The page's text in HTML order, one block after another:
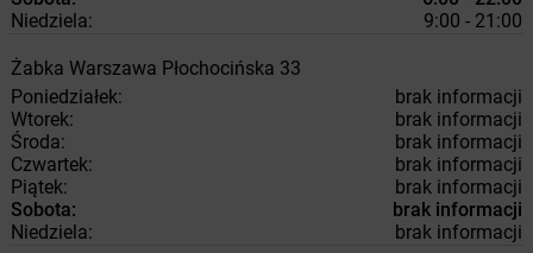
Niedziela:
9:00 - 21:00
Żabka Warszawa Płochocińska 33
Poniedziałek:
brak informacji
Wtorek:
brak informacji
Środa:
brak informacji
Czwartek:
brak informacji
Piątek:
brak informacji
Sobota:
brak informacji
Niedziela:
brak informacji